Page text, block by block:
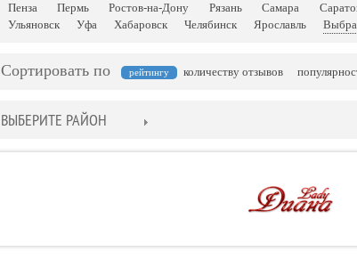
Пенза
Пермь Ростов-на-Дону Рязань Самара
Ульяновск Уфа Хабаровск Челябинск Ярославль
Сортировать по рейтингу количеству отзывов
ВЫБЕРИТЕ РАЙОН